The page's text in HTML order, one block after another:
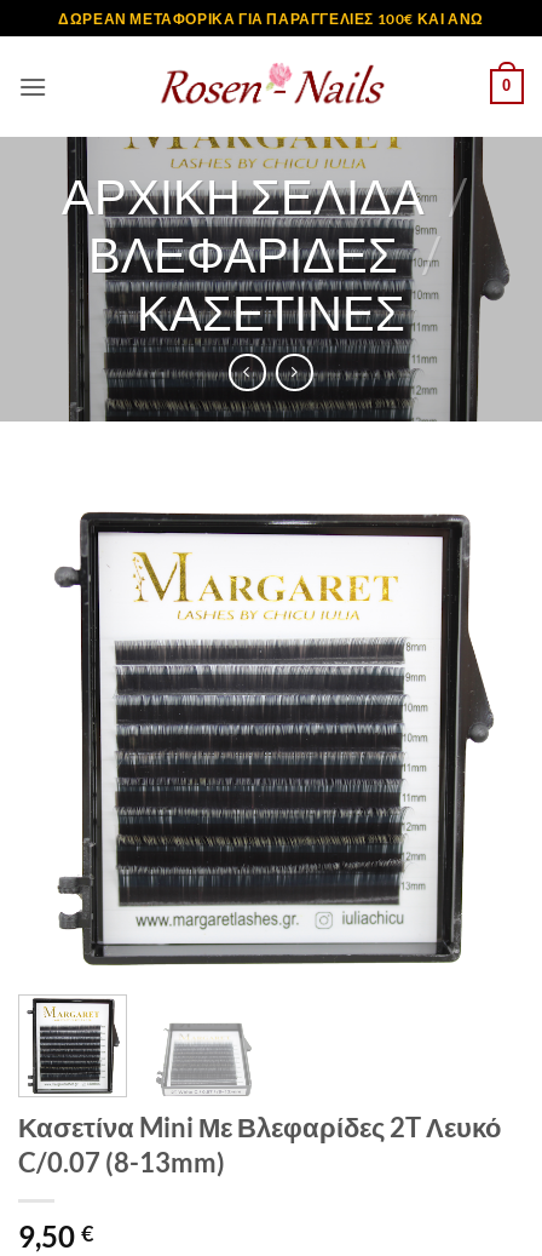
Μετάβαση
στο
περιεχόμενο
ΔΩΡΕΑΝ ΜΕΤΑΦΟΡΙΚΑ ΓΙΑ ΠΑΡΑΓΓΕΛΙΕΣ 100€ ΚΑΙ ΑΝΩ
0
ΑΡΧΙΚΉ ΣΕΛΊΔΑ /
ΒΛΕΦΑΡΙΔΕΣ /
ΚΑΣΕΤΊΝΕΣ
Κασετίνα Mini Με Βλεφαρίδες 2T Λευκό
C/0.07 (8-13mm)
9,50 €